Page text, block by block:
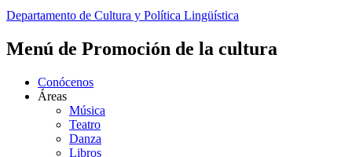
Departamento de Cultura y Política Lingüística
Menú de Promoción de la cultura
Conócenos
Áreas
Música
Teatro
Danza
Libros